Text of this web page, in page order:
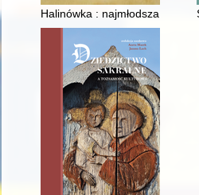
Halinówka : najmłodsza wieś